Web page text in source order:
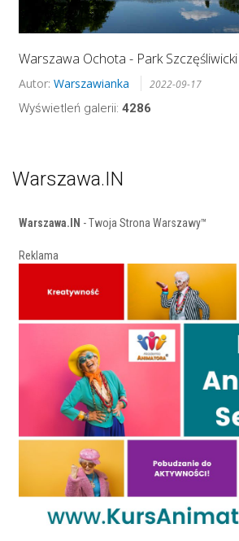
Warszawa Ochota - Park Szczęśliwicki
Autor: Warszawianka 2022-09-17
Wyświetleń galerii: 4286
Warszawa.IN
Warszawa.IN - Twoja Strona Warszawy™
Reklama